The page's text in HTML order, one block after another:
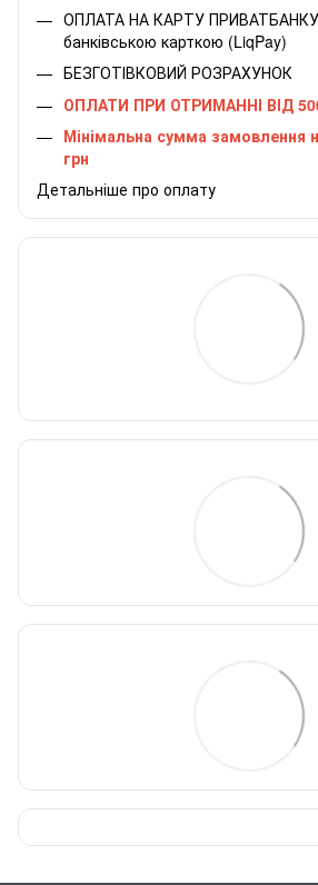
ОПЛАТА НА КАРТУ
банківською карткою (LiqPay)
БЕЗГОТІВКОВИЙ РОЗРАХУНОК
ОПЛАТИ ПРИ ОТРИМАННІ ВІД
Мінімальна сумма замовлення
грн
Детальніше про оплату